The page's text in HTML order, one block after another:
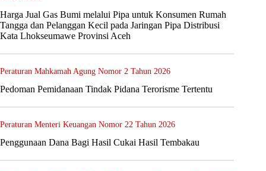
Harga Jual Gas Bumi melalui Pipa untuk Konsumen Rumah
Tangga dan Pelanggan Kecil pada Jaringan Pipa Distribusi
Kata Lhokseumawe Provinsi Aceh
Peraturan Mahkamah Agung Nomor 2 Tahun 2026
Pedoman Pemidanaan Tindak Pidana Terorisme Tertentu
Peraturan Menteri Keuangan Nomor 22 Tahun 2026
Penggunaan Dana Bagi Hasil Cukai Hasil Tembakau